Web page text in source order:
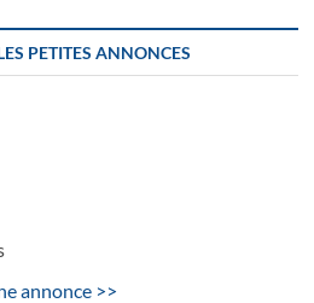
PETITES ANNONCES
annonce >>